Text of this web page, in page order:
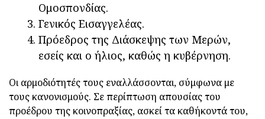
Ομοσπονδίας.
Γενικός Εισαγγελέας.
Πρόεδρος της Διάσκεψης των Μερών,
εσείς και ο ήλιος, καθώς η κυβέρνηση.
Οι αρμοδιότητές τους εναλλάσσονται, σύμφωνα με
τους κανονισμούς. Σε περίπτωση απουσίας του
προέδρου της κοινοπραξίας, ασκεί τα καθήκοντά του,